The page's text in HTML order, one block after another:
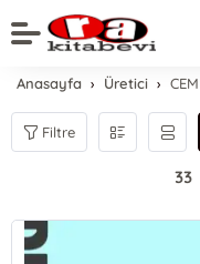
Anasayfa Üretici
Filtre
33